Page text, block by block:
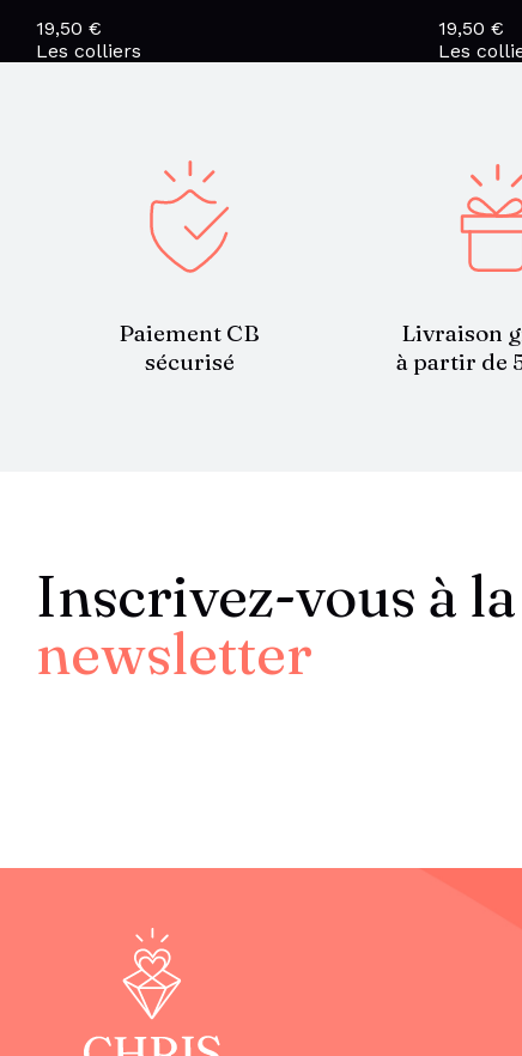
19,50 €
Les colliers
19,50 €
Les
Paiement CB
sécurisé
Livraison
à partir de
Inscrivez-vous à la
newsletter